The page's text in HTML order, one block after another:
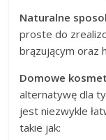
Naturalne
proste do
brązującym oraz
Domowe
alternatywę dla
jest niezwykle
takie jak: